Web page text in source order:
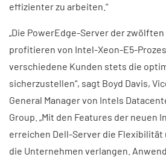
effizienter zu arbeiten.“
„Die PowerEdge-Server der
profitieren von Intel-Xeon-E5-
verschiedene Kunden stets die
sicherzustellen“, sagt Boyd Davis,
General Manager von Intels
Group. „Mit den Features der neuen
erreichen Dell-Server die Flexibilität
die Unternehmen verlangen.